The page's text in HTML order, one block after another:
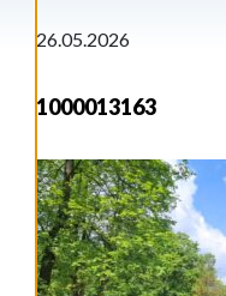
26.05.2026
1000013163